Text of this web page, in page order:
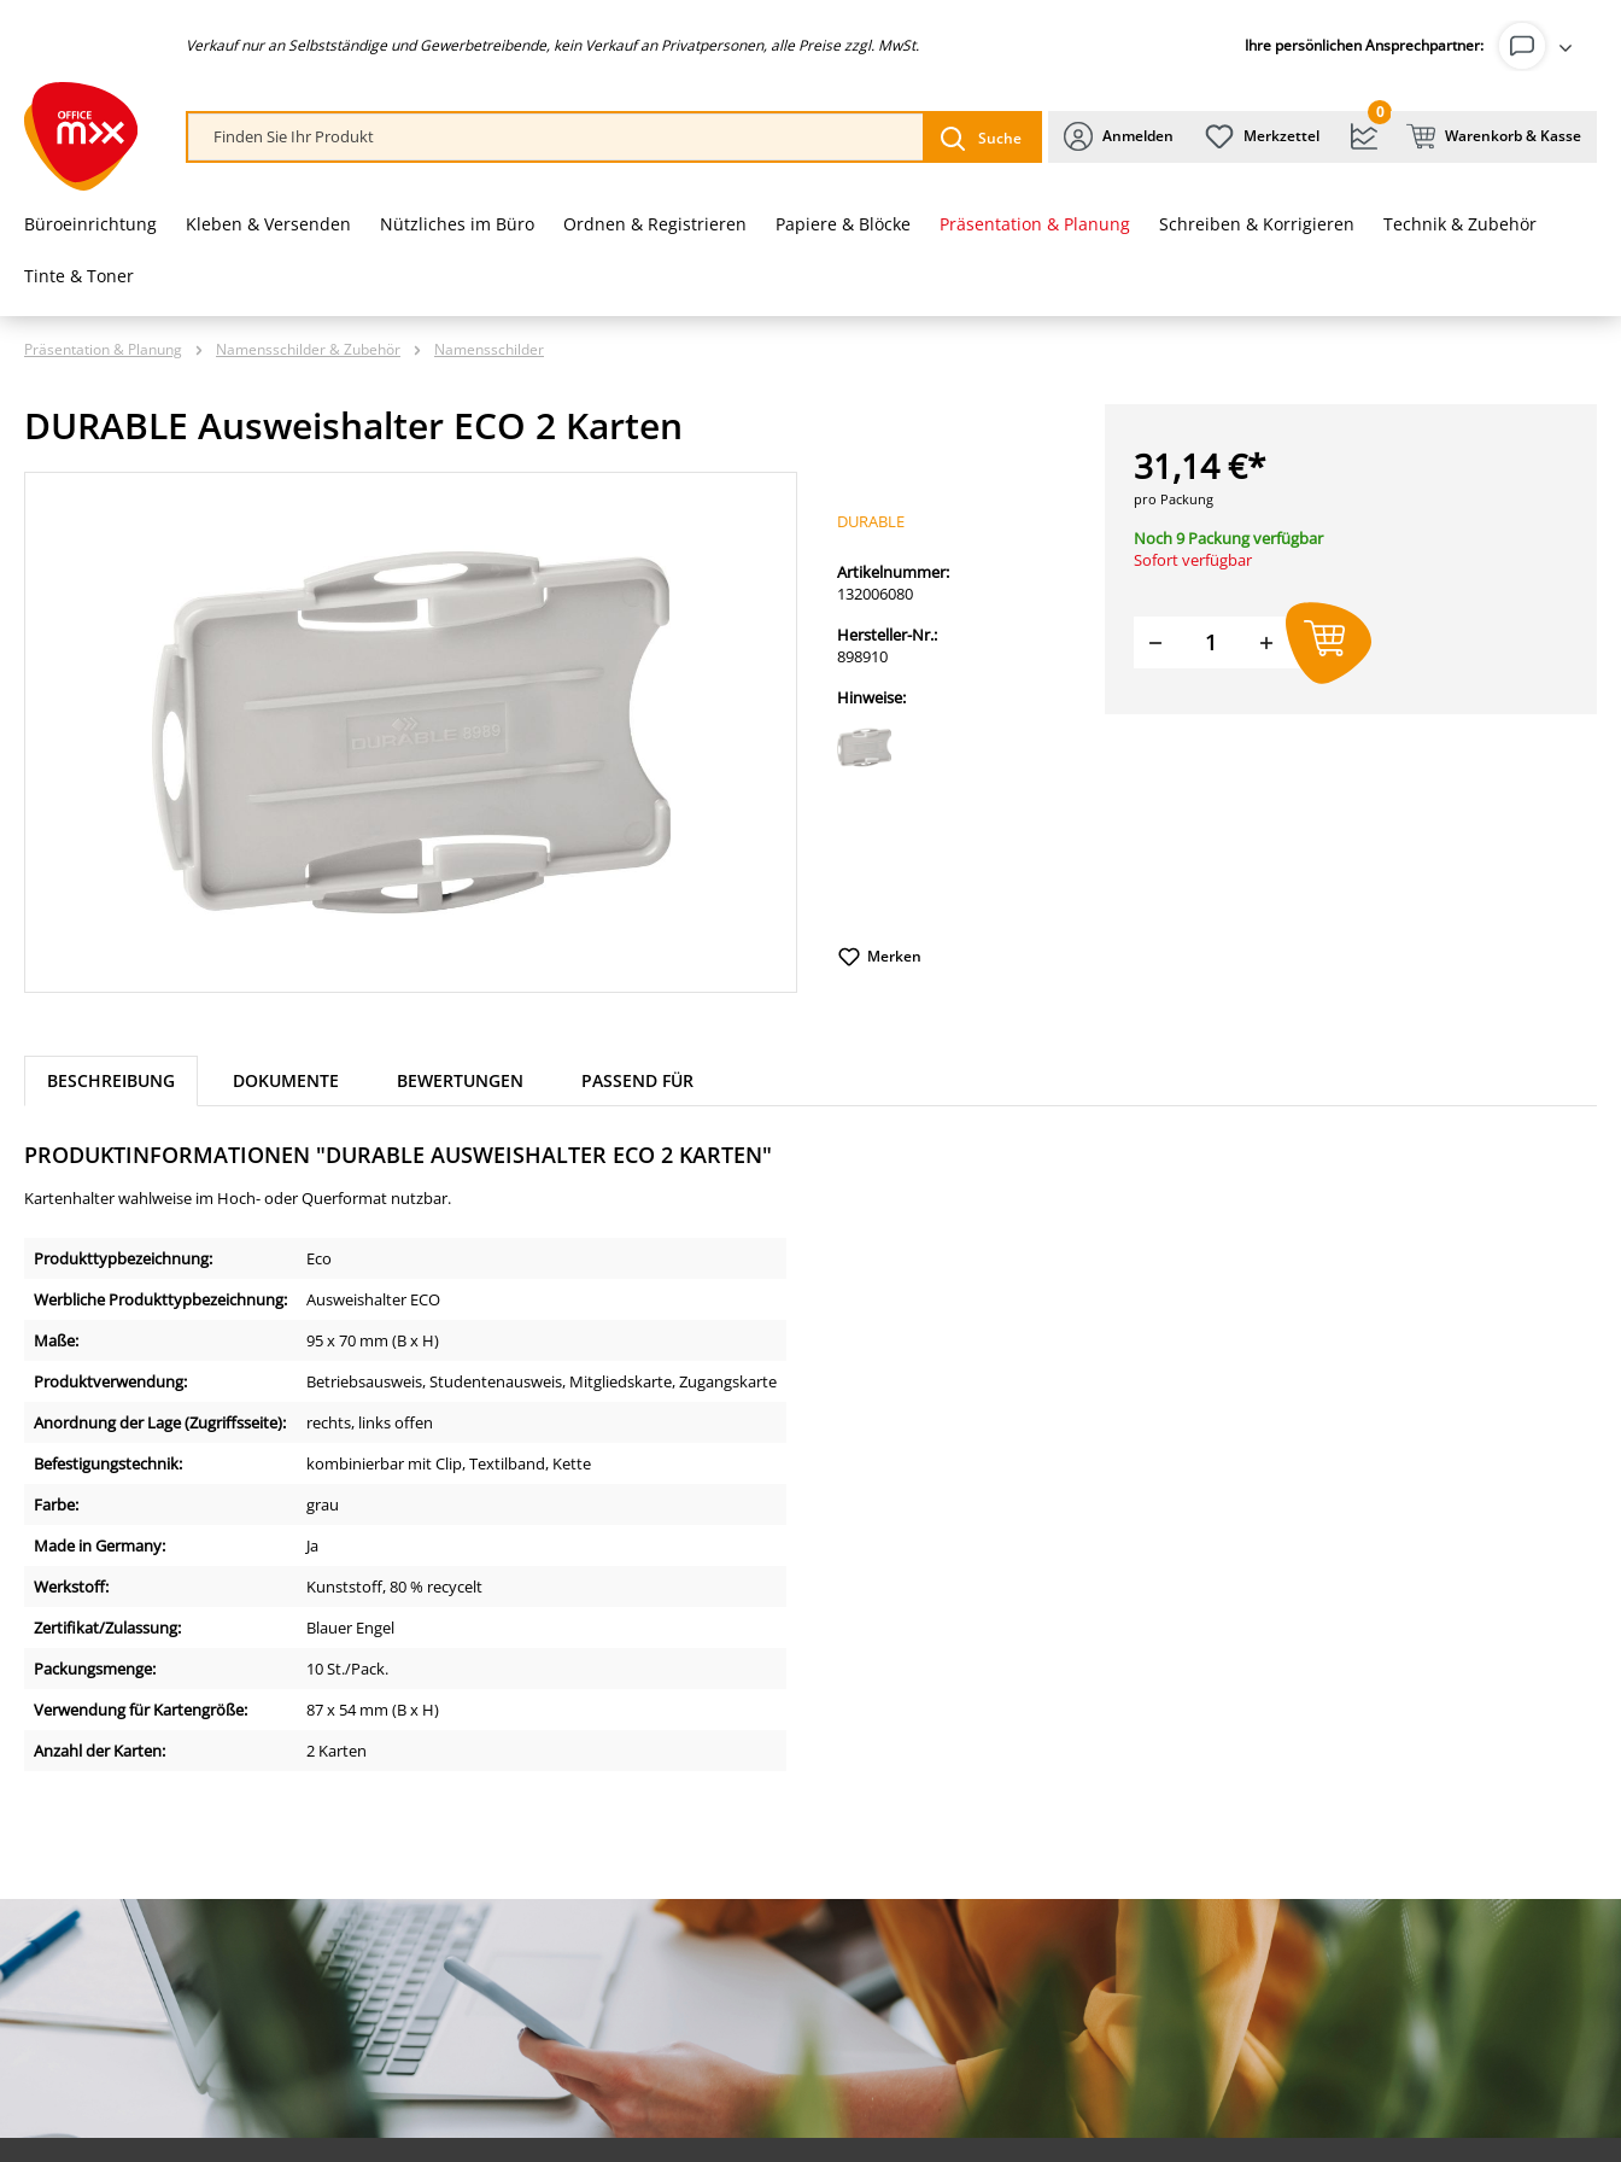
Verkauf nur an Selbstständige und Gewerbetreibende, kein Verkauf an Privatpersonen, alle Preise zzgl. MwSt. Ihre persönlichen Ansprechpartner:
Suche Anmelden Merkzettel
0
Warenkorb & Kasse
Büroeinrichtung Kleben & Versenden Nützliches im Büro Ordnen & Registrieren Papiere & Blöcke Präsentation & Planung Schreiben & Korrigieren Technik & Zubehör
Tinte & Toner
Präsentation & Planung Namensschilder & Zubehör Namensschilder
DURABLE Ausweishalter ECO 2 Karten
DURABLE
Artikelnummer:
132006080
Hersteller-Nr.:
898910
Hinweise:
Merken
31,14 €*
pro Packung
Noch 9 Packung verfügbar
Sofort verfügbar
Produkt Anzahl: Gib den
BESCHREIBUNG DOKUMENTE BEWERTUNGEN PASSEND FÜR
PRODUKTINFORMATIONEN "DURABLE AUSWEISHALTER ECO 2 KARTEN"
Kartenhalter wahlweise im Hoch- oder Querformat nutzbar.
Produkttypbezeichnung:
Eco
Werbliche Produkttypbezeichnung:
Ausweishalter ECO
Maße:
95 x 70 mm (B x H)
Produktverwendung:
Betriebsausweis, Studentenausweis, Mitgliedskarte, Zugangskarte
Anordnung der Lage (Zugriffsseite):
rechts, links offen
Befestigungstechnik:
kombinierbar mit Clip, Textilband, Kette
Farbe:
grau
Made in Germany:
Ja
Werkstoff:
Kunststoff, 80 % recycelt
Zertifikat/Zulassung:
Blauer Engel
Packungsmenge:
10 St./Pack.
Verwendung für Kartengröße:
87 x 54 mm (B x H)
Anzahl der Karten:
2 Karten